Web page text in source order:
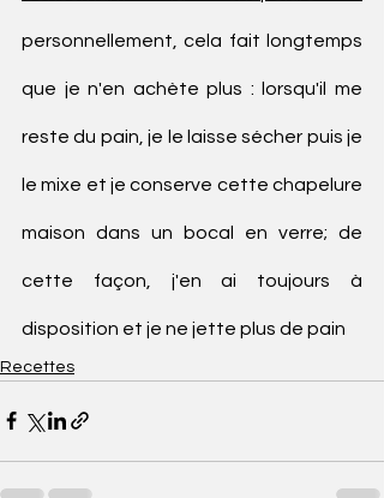
personnellement, cela fait longtemps
que je n'en achète plus : lorsqu'il me
reste du pain, je le laisse sécher puis je
le mixe et je conserve cette chapelure
maison dans un bocal en verre; de
cette façon, j'en ai toujours à
disposition et je ne jette plus de pain
Recettes